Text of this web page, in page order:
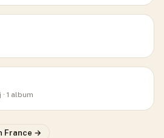
· 1 album
France →